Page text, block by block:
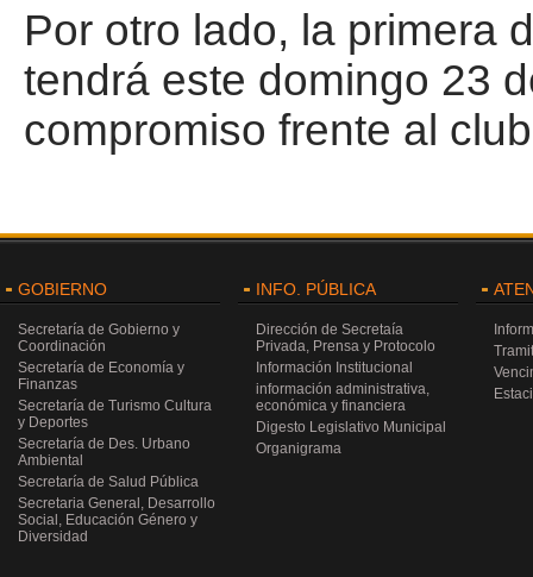
Por otro lado, la primera
tendrá este domingo 23
compromiso frente al
GOBIERNO
Secretaría de Gobierno y
Coordinación
Secretaría de Economía y
Finanzas
Secretaría de Turismo Cultura
y Deportes
Secretaría de Des. Urbano
Ambiental
Secretaría de Salud Pública
Secretaria General, Desarrollo
Social, Educación Género y
Diversidad
INFO. PÚBLICA
Dirección de Secretaía
Privada, Prensa y Protocolo
Información Institucional
información administrativa,
económica y financiera
Digesto Legislativo Municipal
Organigrama